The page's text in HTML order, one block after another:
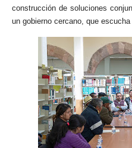
construcción de soluciones
un gobierno cercano, que